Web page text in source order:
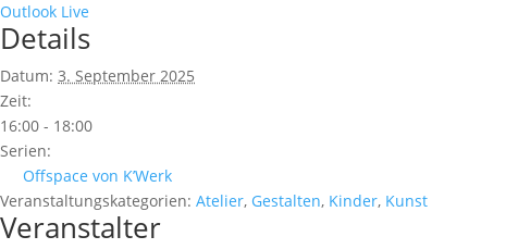
Outlook Live
Details
Datum: 3. September 2025
Zeit:
16:00 - 18:00
Serien:
Offspace von K’Werk
Veranstaltungskategorien: Atelier, Gestalten, Kinder, Kunst
Veranstalter